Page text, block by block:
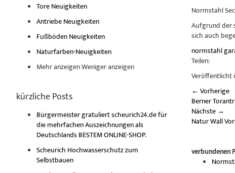
Normstahl
Aufgrund der
sich auch
normstahl
Teilen:
Veröffentlicht
← Vorherige
Berner
Nächste →
Natur Wall
verbundenen
Tore Neuigkeiten
Antriebe Neuigkeiten
Fußböden Neuigkeiten
Naturfarben-Neuigkeiten
Mehr anzeigenWeniger anzeigen
kürzliche Posts
Bürgermeister gratuliert scheurich24.de für
die mehrfachen Auszeichnungen als
Deutschlands BESTEM ONLINE-SHOP.
Scheurich Hochwasserschutz zum
Selbstbauen